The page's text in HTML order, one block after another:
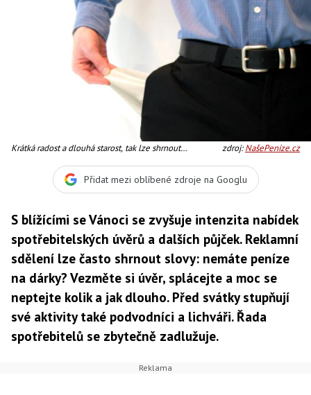
Krátká radost a dlouhá starost, tak lze shrnout
jindy, marketingové kampaně vedou spotřebitele ke
zbytečnému utrácení a snaží se z našich kapes
zdroj:NašePeníze.cz
Přidat mezi oblíbené zdroje na Googlu
S blížícími se Vánoci se zvyšuje intenzita nabídek
spotřebitelských úvěrů a dalších půjček. Reklamní
sdělení lze často shrnout slovy: nemáte peníze
na dárky? Vezměte si úvěr, splácejte a moc se
neptejte kolik a jak dlouho. Před svátky stupňují
své aktivity také podvodníci a lichváři. Řada
spotřebitelů se zbytečně zadlužuje.